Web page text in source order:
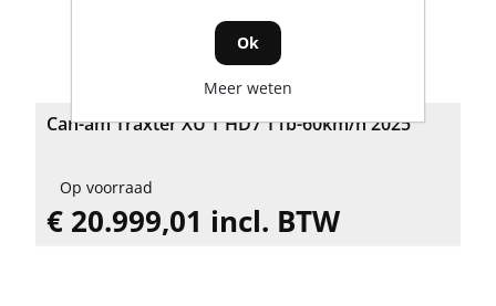
Can-am Traxter XU T HD7 T1b-60km/h 2025
Op voorraad
€ 20.999,01 incl. BTW
Ok
Meer weten